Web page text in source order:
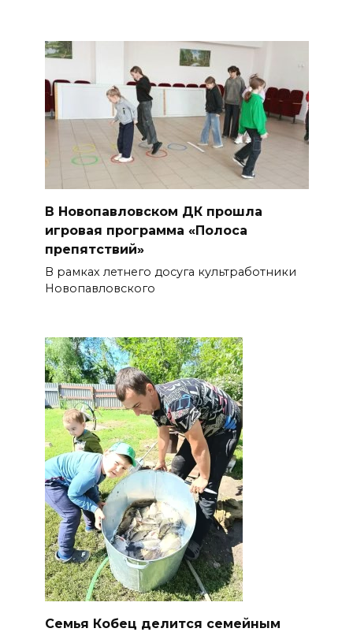
В Новопавловском ДК прошла
игровая программа «Полоса
препятствий»
В рамках летнего досуга культработники
Новопавловского
Семья Кобец делится семейным